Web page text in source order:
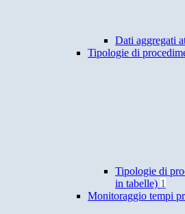
Dati aggregati
Tipologie di
Tipologie di
in tabelle) 1
Monitoraggio tempi